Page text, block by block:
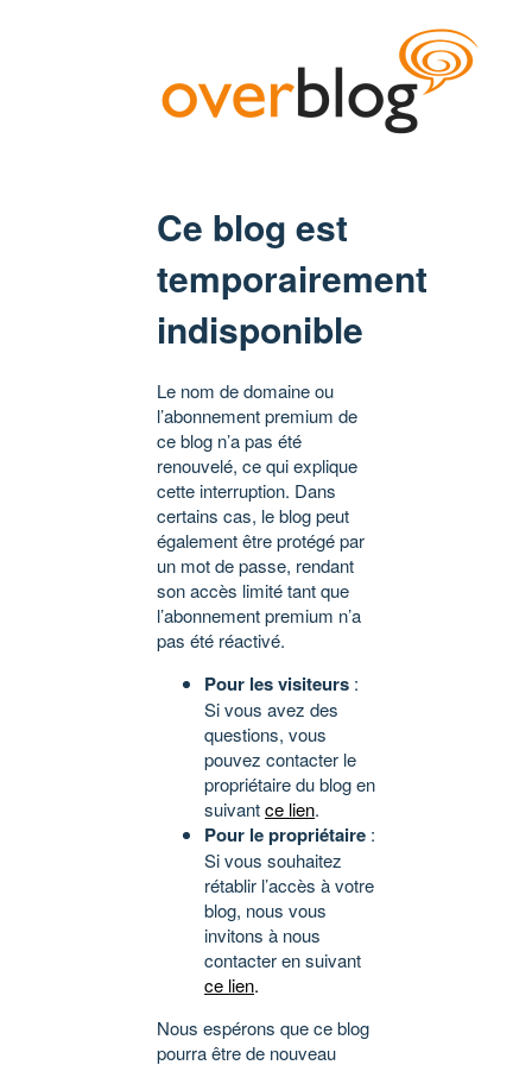
Ce blog est
temporairement
indisponible
Le nom de domaine ou
l’abonnement premium de
ce blog n’a pas été
renouvelé, ce qui explique
cette interruption. Dans
certains cas, le blog peut
également être protégé par
un mot de passe, rendant
son accès limité tant que
l’abonnement premium n’a
pas été réactivé.
Pour les visiteurs :
Si vous avez des
questions, vous
pouvez contacter le
propriétaire du blog en
suivantce lien.
Pour le propriétaire :
Si vous souhaitez
rétablir l’accès à votre
blog, nous vous
invitons à nous
contacter en suivant
ce lien.
Nous espérons que ce blog
pourra être de nouveau